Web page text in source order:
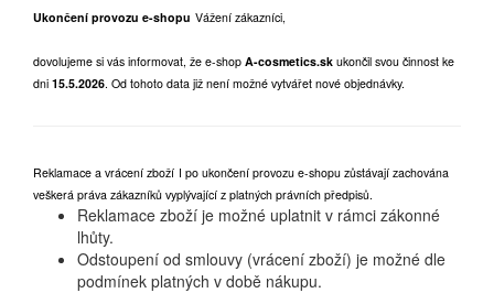
Ukončení provozu e-shopu Vážení zákazníci,
dovolujeme si vás informovat, že e-shop A-cosmetics.sk ukončil svou činnost ke
dni 15.5.2026. Od tohoto data již není možné vytvářet nové objednávky.
Reklamace a vrácení zboží I po ukončení provozu e-shopu zůstávají zachována
veškerá práva zákazníků vyplývající z platných právních předpisů.
Reklamace zboží je možné uplatnit v rámci zákonné
lhůty.
Odstoupení od smlouvy (vrácení zboží) je možné dle
podmínek platných v době nákupu.